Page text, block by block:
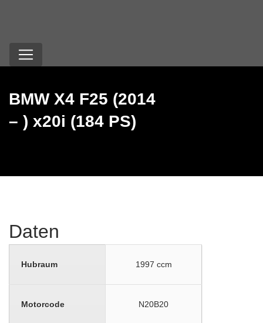
BMW X4 F25 (2014
– ) x20i (184 PS)
Daten
Hubraum 1997 ccm
Motorcode N20B20